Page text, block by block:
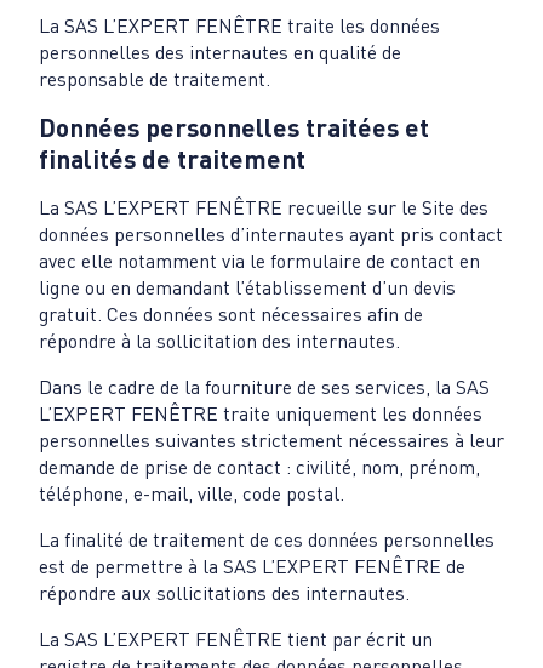
La SAS L’EXPERT FENÊTRE traite les données
personnelles des internautes en qualité de
responsable de traitement.
Données personnelles traitées et
finalités de traitement
La SAS L’EXPERT FENÊTRE recueille sur le Site des
données personnelles d’internautes ayant pris contact
avec elle notamment via le formulaire de contact en
ligne ou en demandant l’établissement d’un devis
gratuit. Ces données sont nécessaires afin de
répondre à la sollicitation des internautes.
Dans le cadre de la fourniture de ses services, la SAS
L’EXPERT FENÊTRE traite uniquement les données
personnelles suivantes strictement nécessaires à leur
demande de prise de contact : civilité, nom, prénom,
téléphone, e-mail, ville, code postal.
La finalité de traitement de ces données personnelles
est de permettre à la SAS L’EXPERT FENÊTRE de
répondre aux sollicitations des internautes.
La SAS L’EXPERT FENÊTRE tient par écrit un